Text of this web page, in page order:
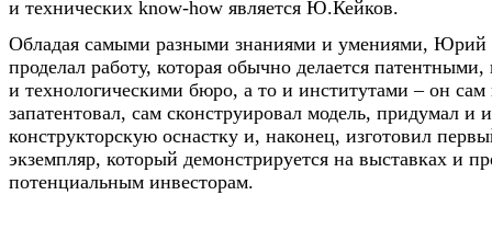
и технических know-how является Ю.Кейков.
Обладая самыми разными знаниями и умениями, Юрий
проделал работу, которая обычно делается
и технологическими бюро, а то и институтами – он
запатентовал, сам сконструировал модель, придумал и
конструкторскую оснастку и, наконец, изготовил
экземпляр, который демонстрируется на выставках и
потенциальным инвесторам.